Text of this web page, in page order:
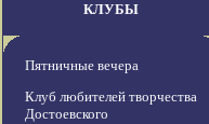
КЛУБЫ
Пятничные вечера
Клуб любителей творчества
Достоевского